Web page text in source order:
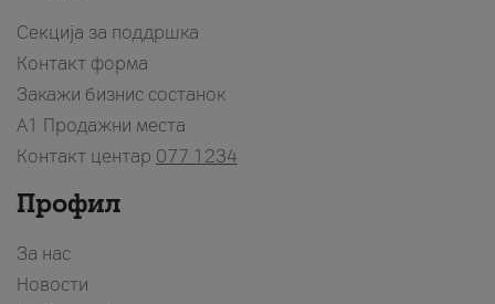
Секција за поддршка
Контакт форма
Закажи бизнис состанок
A1 Продажни места
Контакт центар 077 1234
Профил
За нас
Новости